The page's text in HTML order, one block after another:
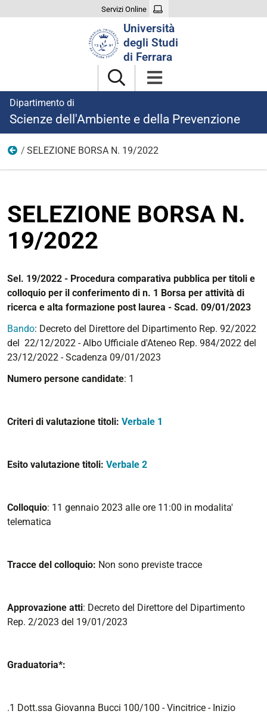
Servizi Online
Università
degli Studi
di Ferrara
Dipartimento di
Scienze dell'Ambiente e della Prevenzione
Ricerca
SELEZIONE BORSA N. 19/2022
SELEZIONE BORSA N.
19/2022
Sel. 19/2022 - Procedura comparativa pubblica per titoli e
colloquio per il conferimento di n. 1 Borsa per attività di
ricerca e alta formazione post laurea - Scad. 09/01/2023
Bando: Decreto del Direttore del Dipartimento Rep. 92/2022
del 22/12/2022 - Albo Ufficiale d'Ateneo Rep. 984/2022 del
23/12/2022 - Scadenza 09/01/2023
Numero persone candidate: 1
Criteri di valutazione titoli: Verbale 1
Esito valutazione titoli: Verbale 2
Colloquio: 11 gennaio 2023 alle ore 11:00 in modalita'
telematica
Tracce del colloquio: Non sono previste tracce
Approvazione atti: Decreto del Direttore del Dipartimento
Rep. 2/2023 del 19/01/2023
Graduatoria*:
.1 Dott.ssa Giovanna Bucci 100/100 - Vincitrice - Inizio